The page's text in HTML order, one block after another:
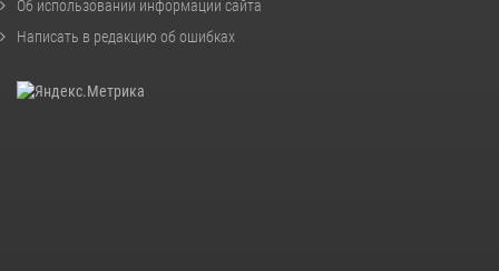
Об использовании информации сайта
Написать в редакцию об ошибках